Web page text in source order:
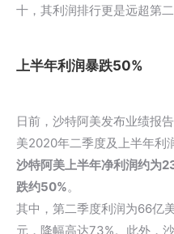
十，其利润排行更是远超第
上半年利润暴跌50%
日前，沙特阿美发布业绩报
美2020年二季度及上半年利
沙特阿美上半年净利润约为
跌约50%。
其中，第二季度利润为66亿
元，降幅高达73%。此外，